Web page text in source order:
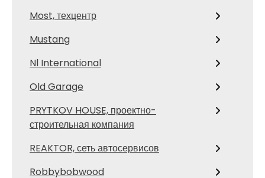
Most, техцентр
Mustang
Nl International
Old Garage
PRYTKOV HOUSE, проектно-
строительная компания
REAKTOR, сеть автосервисов
Robbybobwood